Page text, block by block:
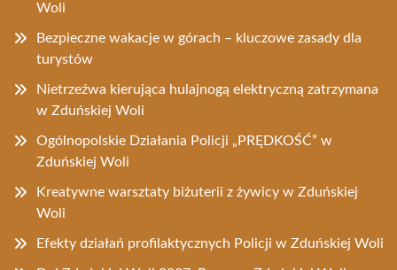
Woli
Bezpieczne wakacje w górach – kluczowe zasady dla
turystów
Nietrzeźwa kierująca hulajnogą elektryczną zatrzymana
w Zduńskiej Woli
Ogólnopolskie Działania Policji „PRĘDKOŚĆ” w
Zduńskiej Woli
Kreatywne warsztaty biżuterii z żywicy w Zduńskiej
Woli
Efekty działań profilaktycznych Policji w Zduńskiej Woli